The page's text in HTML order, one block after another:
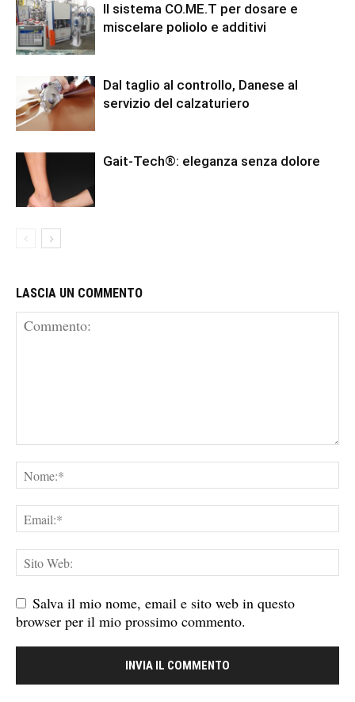
Il sistema CO.ME.T per dosare e
miscelare poliolo e additivi
Dal taglio al controllo, Danese al
servizio del calzaturiero
Gait-Tech®: eleganza senza dolore
LASCIA UN COMMENTO
Salva il mio nome, email e sito web in questo
browser per il mio prossimo commento.